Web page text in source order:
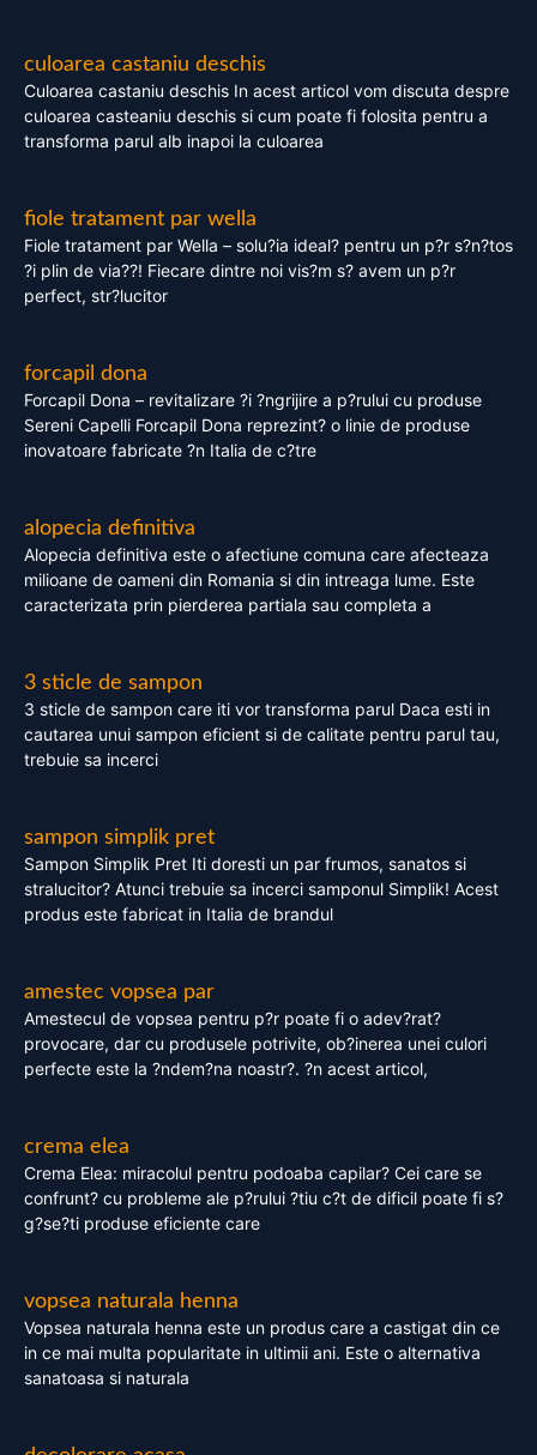
culoarea castaniu deschis
Culoarea castaniu deschis In acest articol vom discuta despre
culoarea casteaniu deschis si cum poate fi folosita pentru a
transforma parul alb inapoi la culoarea
fiole tratament par wella
Fiole tratament par Wella – solu?ia ideal? pentru un p?r s?n?tos
?i plin de via??! Fiecare dintre noi vis?m s? avem un p?r
perfect, str?lucitor
forcapil dona
Forcapil Dona – revitalizare ?i ?ngrijire a p?rului cu produse
Sereni Capelli Forcapil Dona reprezint? o linie de produse
inovatoare fabricate ?n Italia de c?tre
alopecia definitiva
Alopecia definitiva este o afectiune comuna care afecteaza
milioane de oameni din Romania si din intreaga lume. Este
caracterizata prin pierderea partiala sau completa a
3 sticle de sampon
3 sticle de sampon care iti vor transforma parul Daca esti in
cautarea unui sampon eficient si de calitate pentru parul tau,
trebuie sa incerci
sampon simplik pret
Sampon Simplik Pret Iti doresti un par frumos, sanatos si
stralucitor? Atunci trebuie sa incerci samponul Simplik! Acest
produs este fabricat in Italia de brandul
amestec vopsea par
Amestecul de vopsea pentru p?r poate fi o adev?rat?
provocare, dar cu produsele potrivite, ob?inerea unei culori
perfecte este la ?ndem?na noastr?. ?n acest articol,
crema elea
Crema Elea: miracolul pentru podoaba capilar? Cei care se
confrunt? cu probleme ale p?rului ?tiu c?t de dificil poate fi s?
g?se?ti produse eficiente care
vopsea naturala henna
Vopsea naturala henna este un produs care a castigat din ce
in ce mai multa popularitate in ultimii ani. Este o alternativa
sanatoasa si naturala